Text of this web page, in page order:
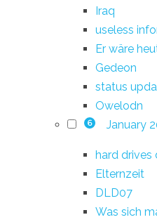
Iraq
useless
Er wäre
Gedeon
status
Owelodn
6 January
hard drives
Elternzeit
DLD07
Was sich